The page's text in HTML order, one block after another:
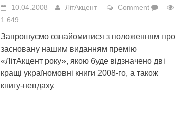
10.04.2008 ЛітАкцент
Comment
1 649
Запрошуємо ознайомитися з положенням про
засновану нашим виданням премію
«ЛітАкцент року», якою буде відзначено дві
кращі україномовні книги 2008-го, а також
книгу-невдаху.